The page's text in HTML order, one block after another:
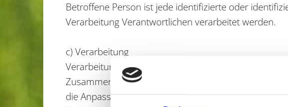
Betroffene Person ist jede identifizierte oder
Verarbeitung Verantwortlichen verarbeitet werden.
c) Verarbeitung
Verarbeitung ist jeder mit oder ohne Hilfe
Zusammenhang mit personenbezogenen Daten wie
die Anpassung oder Veränderung, das Auslesen,